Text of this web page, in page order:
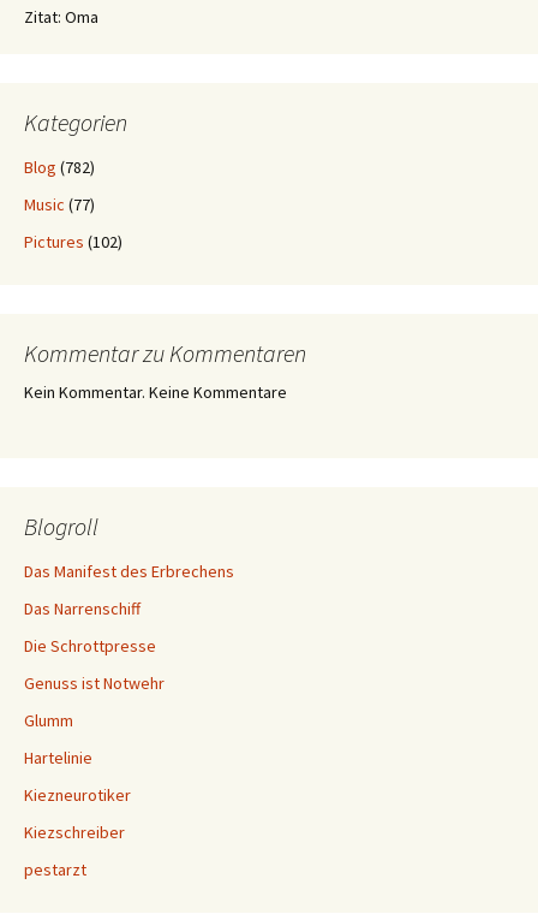
Zitat: Oma
Kategorien
Blog (782)
Music (77)
Pictures (102)
Kommentar zu Kommentaren
Kein Kommentar. Keine Kommentare
Blogroll
Das Manifest des Erbrechens
Das Narrenschiff
Die Schrottpresse
Genuss ist Notwehr
Glumm
Hartelinie
Kiezneurotiker
Kiezschreiber
pestarzt